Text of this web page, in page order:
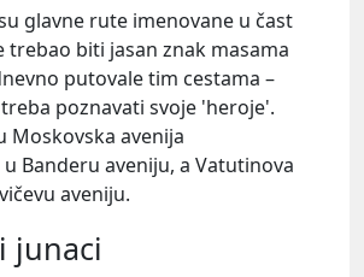
glavne rute imenovane u čast
trebao biti jasan znak masama
putovale tim cestama –
poznavati svoje 'heroje'.
Moskovska avenija
Banderu aveniju, a Vatutinova
aveniju.
junaci